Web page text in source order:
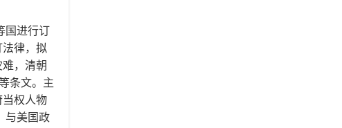
国进行订
律，拟
，清朝
条文。主
权人物
与美国政